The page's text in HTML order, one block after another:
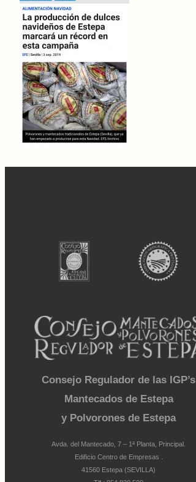
Consejo Regulador de las IGP’s
Mantecados de Estepa
y Polvorones de Estepa
Avda. del Mantecado, 7 – 1ª Planta, Principal.
Edificio Centro de Empresas .
41560 Estepa (SEVILLA)